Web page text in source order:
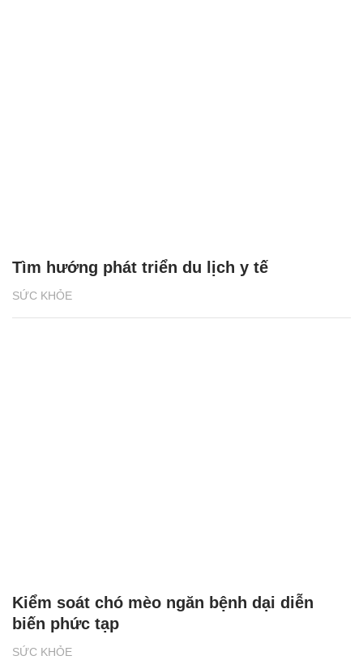
SỨC KHỎE
Tìm hướng phát triển du lịch y tế
SỨC KHỎE
Kiểm soát chó mèo ngăn bệnh dại diễn
biến phức tạp